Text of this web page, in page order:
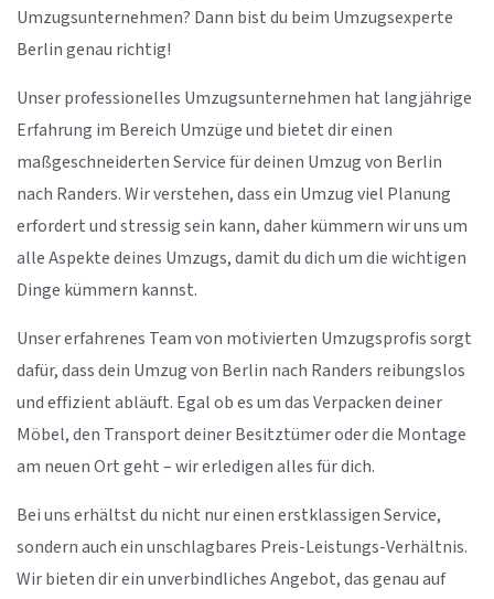
Umzugsunternehmen? Dann bist du beim Umzugsexperte
Berlin genau richtig!
Unser professionelles Umzugsunternehmen hat langjährige
Erfahrung im Bereich Umzüge und bietet dir einen
maßgeschneiderten Service für deinen Umzug von Berlin
nach Randers. Wir verstehen, dass ein Umzug viel Planung
erfordert und stressig sein kann, daher kümmern wir uns um
alle Aspekte deines Umzugs, damit du dich um die wichtigen
Dinge kümmern kannst.
Unser erfahrenes Team von motivierten Umzugsprofis sorgt
dafür, dass dein Umzug von Berlin nach Randers reibungslos
und effizient abläuft. Egal ob es um das Verpacken deiner
Möbel, den Transport deiner Besitztümer oder die Montage
am neuen Ort geht – wir erledigen alles für dich.
Bei uns erhältst du nicht nur einen erstklassigen Service,
sondern auch ein unschlagbares Preis-Leistungs-Verhältnis.
Wir bieten dir ein unverbindliches Angebot, das genau auf